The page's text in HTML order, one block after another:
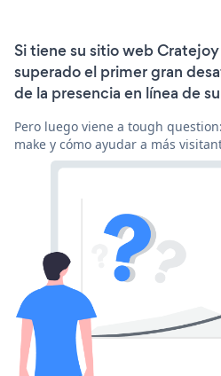
Si tiene su sitio web
superado el primer gran
de la presencia en línea de
Pero luego viene a tough
make y cómo ayudar a más